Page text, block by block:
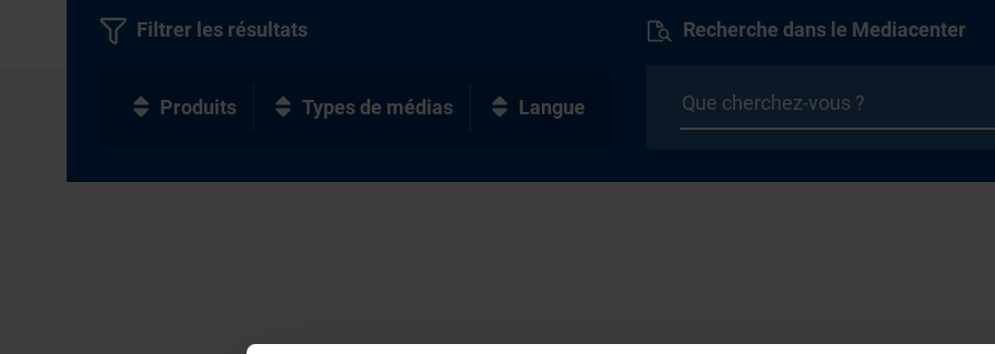
Recherche dans le Mediacenter
Filtrer les résultats
Produits Types de médias Langue